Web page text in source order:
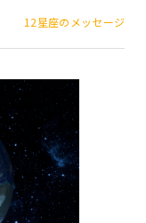
12星座のメッセージ